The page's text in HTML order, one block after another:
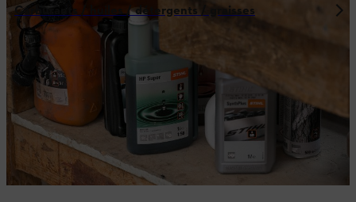
Carburants / huiles / détergents / graisses